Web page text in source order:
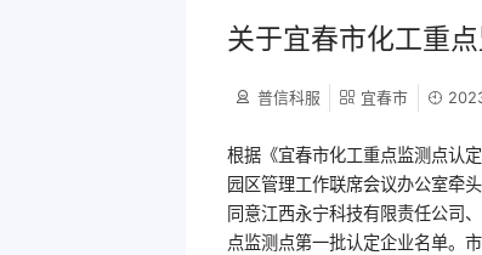
关于宜春市化工重
普信科服 宜春市
根据《宜春市化工重点监测点认
园区管理工作联席会议办公室牵
同意江西永宁科技有限责任公司
点监测点第一批认定企业名单。